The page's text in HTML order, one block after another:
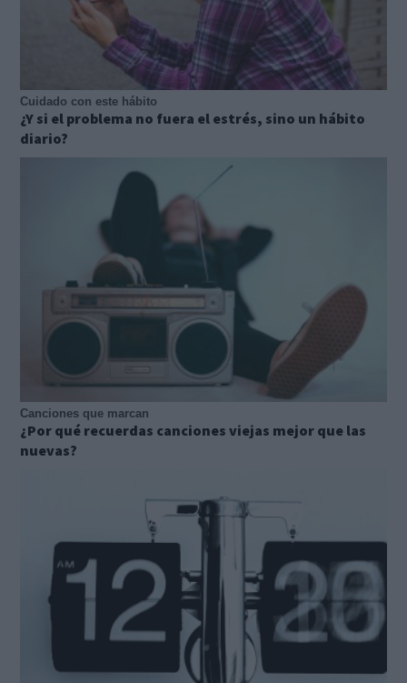
Cuidado con este hábito
¿Y si el problema no fuera el estrés, sino un hábito
diario?
Canciones que marcan
¿Por qué recuerdas canciones viejas mejor que las
nuevas?